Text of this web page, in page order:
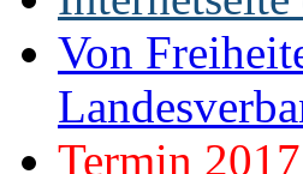
Von
Termin